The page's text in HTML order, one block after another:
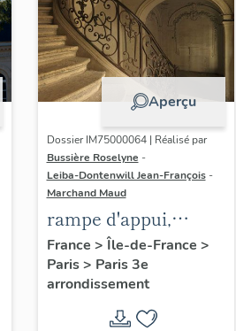
Aperçu
Dossier IM75000064 | Réalisé par
Bussière Roselyne -
Leiba-Dontenwill Jean-François -
Marchand Maud
rampe d'appui,
escalier de la maison
à porte cochère dite
hôtel Le Lièvre de
La Grange
France > Île-de-France >
Paris> Paris 3e
arrondissement